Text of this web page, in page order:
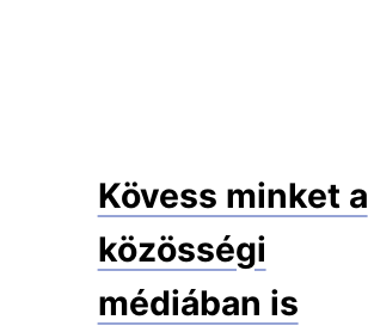
Kövess minket a
közösségi
médiában is